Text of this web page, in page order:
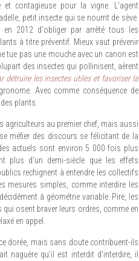
et contagieuse pour la vigne. L'agent
petit insecte qui se nourrit de sève.
en 2012 d'obliger par arrêté tous les
à titre préventif. Mieux vaut prévenir
tue pas une mouche avec un canon est
des insectes qui pollinisent, aèrent
détruire les insectes utiles et favoriser la
Avec comme conséquence de
plants.
agriculteurs au premier chef, mais aussi
méfier des discours se félicitant de la
actuels sont environ 5 000 fois plus
plus d'un demi-siècle que les effets
rechignent à entendre les collectifs
mesures simples, comme interdire les
à géométrie variable. Pire, les
osent braver leurs ordres, comme en
en appel.
dorée, mais sans doute contribuent-ils
naguère qu'il est interdit d'interdire, il